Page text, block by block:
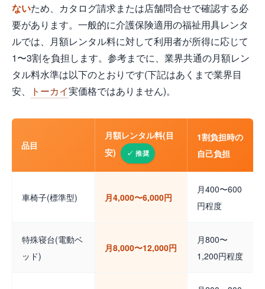
ないため、カタログ請求または店舗問合せで確認する必
要があります。一般的に介護保険適用の福祉用具レンタ
ルでは、月額レンタル料に対して利用者が所得に応じて
1〜3割を負担します。参考までに、業界共通の月額レン
タル料水準は以下のとおりです(下記はあくまで業界目
安、
トーカイ実価格ではありません)。
品目
月額レンタル料(目
安)
1割負担時の
自己負担
車椅子(標準型) 月4,000〜6,000円
月400〜600
円程度
特殊寝台(電動ベ
ッド)
月8,000〜12,000円
月800〜
1,200円程度